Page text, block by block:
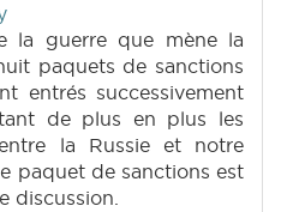
la guerre que mène la
paquets de sanctions
entrés successivement
de plus en plus les
la Russie et notre
paquet de sanctions est
discussion.